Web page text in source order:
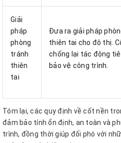
Giải
pháp
phòng
tránh
thiên
tai
Đưa ra giải pháp
thiên tai cho đô thị.
chống lại tác động
bảo vệ công trình.
Tóm lại, các quy định về cốt nền
đảm bảo tính ổn định, an toàn và
trình, đồng thời giúp đối phó với